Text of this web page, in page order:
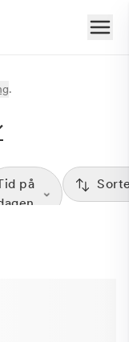
.
på